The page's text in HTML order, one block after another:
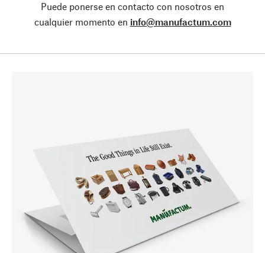
Puede ponerse en contacto con nosotros en
cualquier momento en info@manufactum.com